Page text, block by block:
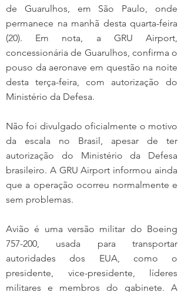
de Guarulhos, em São Paulo, onde
permanece na manhã desta quarta-feira
(20). Em nota, a GRU Airport,
concessionária de Guarulhos, confirma o
pouso da aeronave em questão na noite
desta terça-feira, com autorização do
Ministério da Defesa.
Não foi divulgado oficialmente o motivo
da escala no Brasil, apesar de ter
autorização do Ministério da Defesa
brasileiro. A GRU Airport informou ainda
que a operação ocorreu normalmente e
sem problemas.
Avião é uma versão militar do Boeing
757-200, usada para transportar
autoridades dos EUA, como o
presidente, vice-presidente, líderes
militares e membros do gabinete. A